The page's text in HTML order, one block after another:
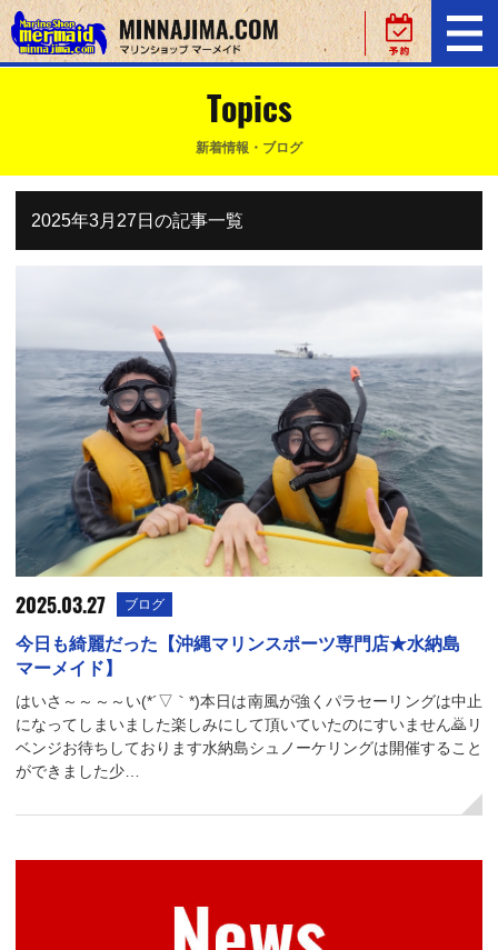
Topics
新着情報・ブログ
2025年3月27日の記事一覧
2025.03.27 ブログ
今日も綺麗だった【沖縄マリンスポーツ専門店★水納島
マーメイド】
はいさ～～～～い(*´▽｀*)本日は南風が強くパラセーリングは中止
になってしまいました楽しみにして頂いていたのにすいません🙇リ
ベンジお待ちしております水納島シュノーケリングは開催すること
ができました少…